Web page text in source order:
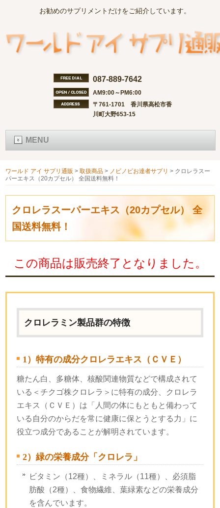
お勧めのサプリメントだけをご紹介しています。
087-889-7642
AM9:00～PM6:00
〒761-1701 香川県高松市香
川町大野653-15
MENU
ワールド アイ サプリ通販 >取扱商品 > ノビノビお達者サプリ > クロレラスー
パーエキス（20カプセル） 全国送料無料！
クロレラスーパーエキス（20カプセル） 全
国送料無料！
この商品は販売終了となりました。
クロレラミン製品群の特徴
1）特有の成分クロレラエキス（ＣＶＥ）
糖たん白、多糖体、核酸関連物質などで構成されて
いる＜チクゴ株クロレラ＞に特有の成分、クロレラ
エキス（ＣＶＥ）は「人間の体にもともと備わって
いる自分のからだを常に健康に保とうとする力」に
役立つ成分であることが解明されています。
2）緑の栄養成分「クロレラ」
ビタミン（12種）、ミネラル（11種）、必須脂
肪酸（2種）、食物繊維、葉緑素などの栄養成分
を含んでいます。